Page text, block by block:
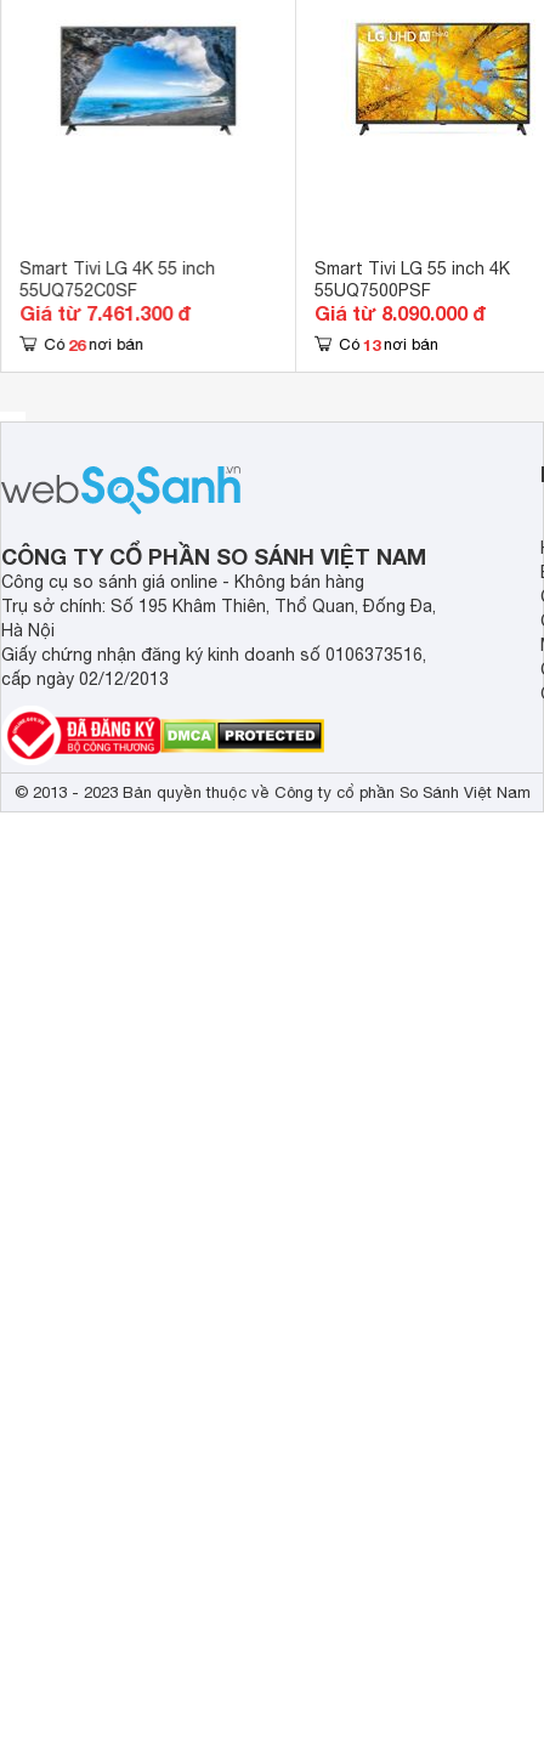
Nổi bật với thiết kế sang trọng, kiểu dáng thanh
Smart
55 inch củativisẽ đảmbảo dù bạn đặt tivi ở một không
Hệ điều hành, giao diện WebOS
Ứng dụng có sẵn YouTube,
Remote thông minh Có Magic
Kết nối Bàn phím, chuột Có
Tính năng khác Tìm kiếm
Công nghệ âm thanh
Công nghệ
Tổng công suất loa 20 W (2 loa
Kích thước có chân, đặt bàn 123.9 x 77.2
Trọng lượng có chân
Kích thước không chân, treo tường 123.9 x 71.7
Trọng lượng không có chân
Công suất 170 W
Smart Tivi LG 4K 55 inch
55UQ752C0SF
Giá từ 7.461.300 đ
Có 26 nơi bán
Smart Tivi LG 55 inch 4K
55UQ7500PSF
Giá từ 8.090.000 đ
Có 13 nơi bán
CÔNG TY CỔ PHẦN SO SÁNH VIỆT NAM
Công cụ so sánh giá online - Không bán hàng
Trụ sở chính: Số 195 Khâm Thiên, Thổ Quan, Đống Đa,
Hà Nội
Giấy chứng nhận đăng ký kinh doanh số 0106373516,
cấp ngày 02/12/2013
© 2013 - 2023 Bản quyền thuộc về Công ty cổ phần So Sánh Việt Nam